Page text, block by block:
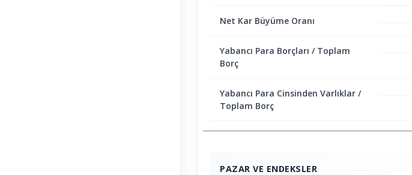
Net Kar Büyüme Oranı
Yabancı Para Borçları / Toplam
Borç
Yabancı Para Cinsinden Varlıklar /
Toplam Borç
PAZAR VE ENDEKSLER